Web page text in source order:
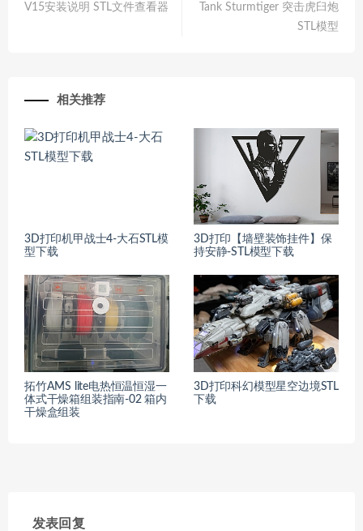
V15安装说明 STL文件查看器
Tank Sturmtiger 突击虎臼炮
STL模型
相关推荐
3D打印机甲战士4-大石STL模
型下载
3D打印【墙壁装饰挂件】保
持安静-STL模型下载
拓竹AMS lite电热恒温恒湿一
体式干燥箱组装指南-02 箱内
干燥盒组装
3D打印科幻模型星空边境STL
下载
发表回复